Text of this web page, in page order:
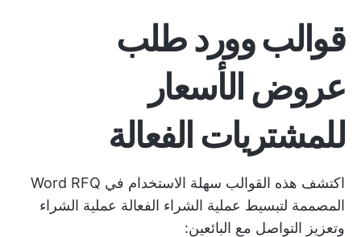
قوالب وورد طلب
عروض الأسعار
للمشتريات الفعالة
اكتشف هذه القوالب سهلة الاستخدام في Word RFQ
المصممة لتبسيط عملية الشراء الفعالة عملية الشراء
وتعزيز التواصل مع البائعين: